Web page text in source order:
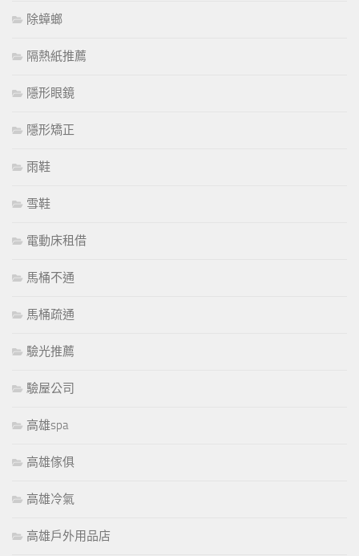
除蟑螂
隔熱紙推薦
隱形眼鏡
隱形矯正
雨鞋
雪鞋
電動床租借
馬桶不通
馬桶疏通
驗光推薦
驗屋公司
高雄spa
高雄傢俱
高雄冷氣
高雄戶外用品店